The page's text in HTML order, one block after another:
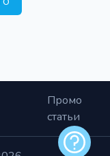
Промо
статьи